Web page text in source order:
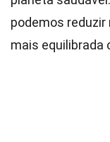
podemos reduzir
mais equilibrada